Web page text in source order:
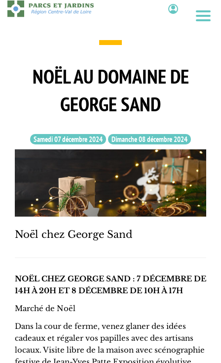
Aller
au
NOËL AU DOMAINE DE
GEORGE SAND
Samedi 07 décembre 2024 Dimanche 08 décembre 2024
Noël chez George Sand
NOËL CHEZ GEORGE SAND : 7 DÉCEMBRE DE
14H À 20H ET 8 DÉCEMBRE DE 10H À 17H
Marché de Noël
Dans la cour de ferme, venez glaner des idées
cadeaux et régaler vos papilles avec des artisans
locaux. Visite libre de la maison avec scénographie